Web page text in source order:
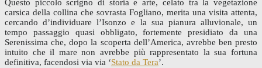
Questo piccolo scrigno di storia e arte, celato tra la vegetazione
carsica della collina che sovrasta Fogliano, merita una visita attenta,
cercando d’individuare l’Isonzo e la sua pianura alluvionale, un
tempo passaggio quasi obbligato, fortemente presidiato da una
Serenissima che, dopo la scoperta dell’America, avrebbe ben presto
intuito che il mare non avrebbe più rappresentato la sua fortuna
definitiva, facendosi via via ‘Stato da Tera’.